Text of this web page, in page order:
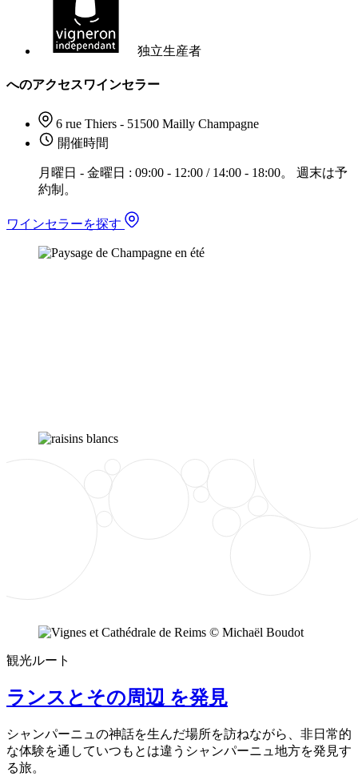
独立生産者
へのアクセスワインセラー
6 rue Thiers - 51500 Mailly Champagne
開催時間
月曜日 - 金曜日 : 09:00 - 12:00 / 14:00 - 18:00。 週末は予
約制。
ワインセラーを探す
観光ルート
ランスとその周辺 を発見
シャンパーニュの神話を生んだ場所を訪ねながら、非日常的
な体験を通していつもとは違うシャンパーニュ地方を発見す
る旅。